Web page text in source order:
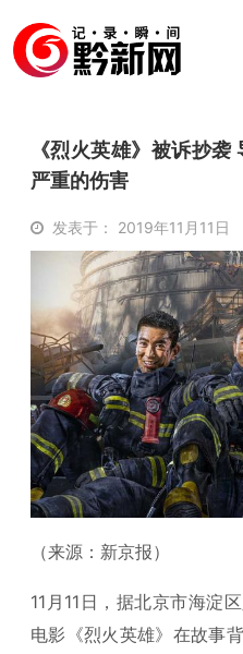
《烈火英雄》被诉抄
严重的伤害
发表于： 2019年11月11日
（来源：新京报）
11月11日，据北京市海淀
电影《烈火英雄》在故事